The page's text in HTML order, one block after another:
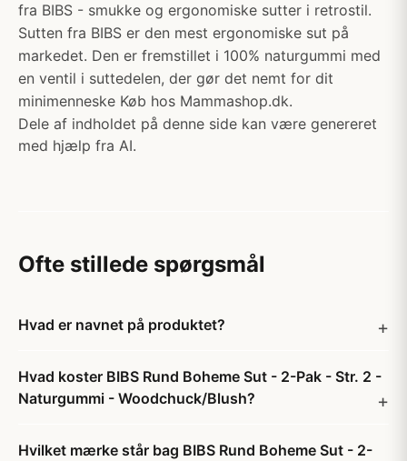
fra BIBS - smukke og ergonomiske sutter i retrostil.
Sutten fra BIBS er den mest ergonomiske sut på
markedet. Den er fremstillet i 100% naturgummi med
en ventil i suttedelen, der gør det nemt for dit
minimenneske Køb hos Mammashop.dk.
Dele af indholdet på denne side kan være genereret
med hjælp fra AI.
Ofte stillede spørgsmål
Hvad er navnet på produktet?
Hvad koster BIBS Rund Boheme Sut - 2-Pak - Str. 2 -
Naturgummi - Woodchuck/Blush?
Hvilket mærke står bag BIBS Rund Boheme Sut - 2-